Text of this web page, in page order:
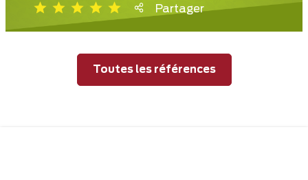
Partager
Toutes les références